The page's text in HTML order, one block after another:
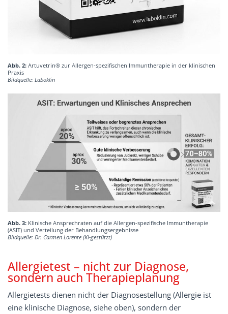
Abb. 2: Artuvetrin® zur Allergen-spezifischen Immuntherapie in der klinischen
Praxis
Bildquelle: Laboklin
Abb. 3: Klinische Ansprechraten auf die Allergen-spezifische Immuntherapie
(ASIT) und Verteilung der Behandlungsergebnisse
Bildquelle: Dr. Carmen Lorente (KI-gestützt)
Allergietest – nicht zur Diagnose,
sondern auch Therapieplanung
Allergietests dienen nicht der Diagnosestellung (Allergie ist
eine klinische Diagnose, siehe oben), sondern der